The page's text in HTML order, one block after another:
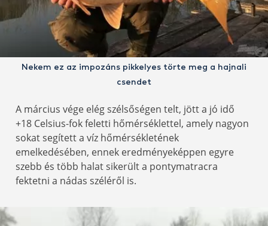
Nekem ez az impozáns pikkelyes törte meg a hajnali
csendet
A március vége elég szélsőségen telt, jött a jó idő
+18 Celsius-fok feletti hőmérséklettel, amely nagyon
sokat segített a víz hőmérsékletének
emelkedésében, ennek eredményeképpen egyre
szebb és több halat sikerült a pontymatracra
fektetni a nádas széléről is.